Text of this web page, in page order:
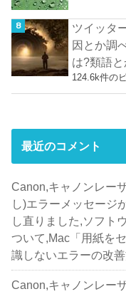
ツイッタ
因とか調
は?類語
124.6k件の
最近のコメント
Canon,キャノンレー
し)エラーメッセージ
し直りました,ソフト
ついて,Mac「用紙を
識しないエラーの改
Canon,キャノンレー